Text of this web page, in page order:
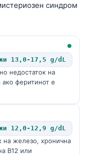
синдром
13,0-17,5 g/dL
недостаток на
феритинот е
12,0-12,9 g/dL
на железо, хронична
B12 или